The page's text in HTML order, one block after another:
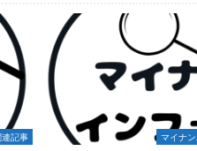
連記事 マイナ